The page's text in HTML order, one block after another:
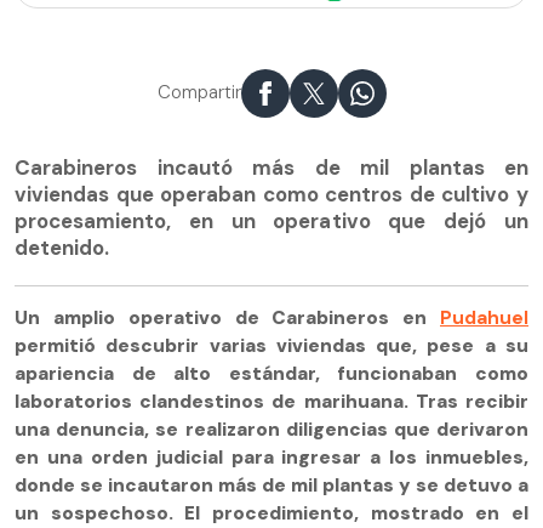
Compartir
Carabineros incautó más de mil plantas en
viviendas que operaban como centros de cultivo y
procesamiento, en un operativo que dejó un
detenido.
Un amplio operativo de Carabineros en Pudahuel
permitió descubrir varias viviendas que, pese a su
apariencia de alto estándar, funcionaban como
laboratorios clandestinos de marihuana. Tras recibir
una denuncia, se realizaron diligencias que derivaron
en una orden judicial para ingresar a los inmuebles,
donde se incautaron más de mil plantas y se detuvo a
un sospechoso. El procedimiento, mostrado en el